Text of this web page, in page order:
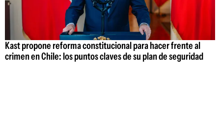
Kast propone reforma constitucional para hacer frente al
crimen en Chile: los puntos claves de su plan de seguridad